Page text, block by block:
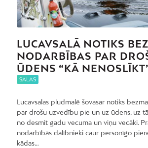
LUCAVSALĀ NOTIKS
NODARBĪBAS PAR
ŪDENS “KĀ
SALAS
Lucavsalas pludmalē šovasar notiks
par drošu uzvedību pie un uz ūdens, uz
no desmit gadu vecuma un viņu vecāki.
nodarbībās dalībnieki caur personīgo
kādas…